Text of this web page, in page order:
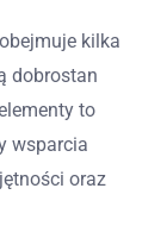
kilka
dobrostan
to
wsparcia
oraz